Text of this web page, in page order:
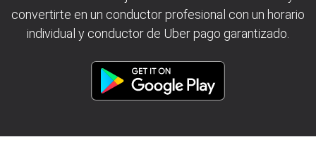
convertirte en un conductor profesional con un horario
individual y conductor de Uber pago garantizado.